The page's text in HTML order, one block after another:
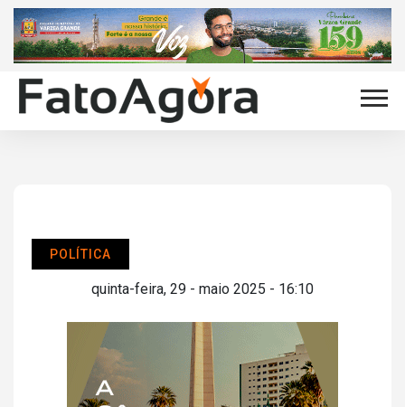
POLÍTICA
quinta-feira, 29 - maio 2025 - 16:10